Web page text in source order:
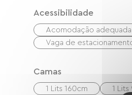
Acessibilidade
Acomodação adequada
Vaga de
Camas
1 Lits 160cm 1 Lits